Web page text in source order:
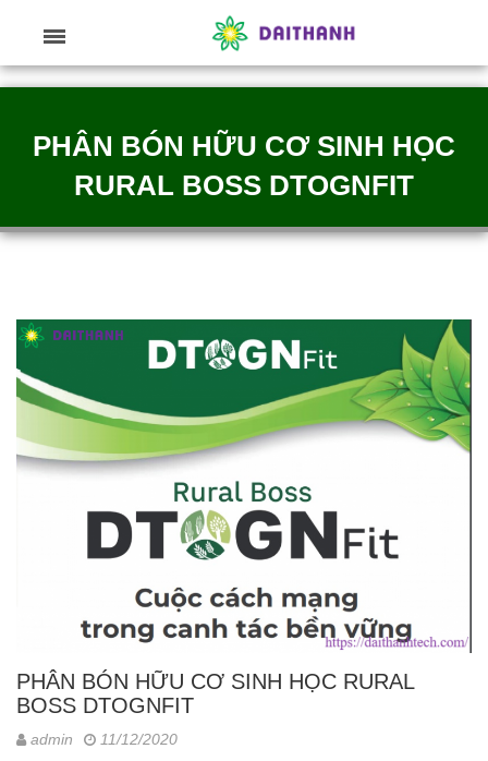
PHÂN BÓN HỮU CƠ SINH HỌC
RURAL BOSS DTOGNFIT
PHÂN BÓN HỮU CƠ SINH HỌC RURAL
BOSS DTOGNFIT
admin 11/12/2020